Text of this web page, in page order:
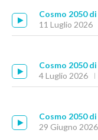
Cosmo 2050
11 Luglio 2026
Cosmo 2050
4 Luglio 2026
Cosmo 2050
29 Giugno 2026